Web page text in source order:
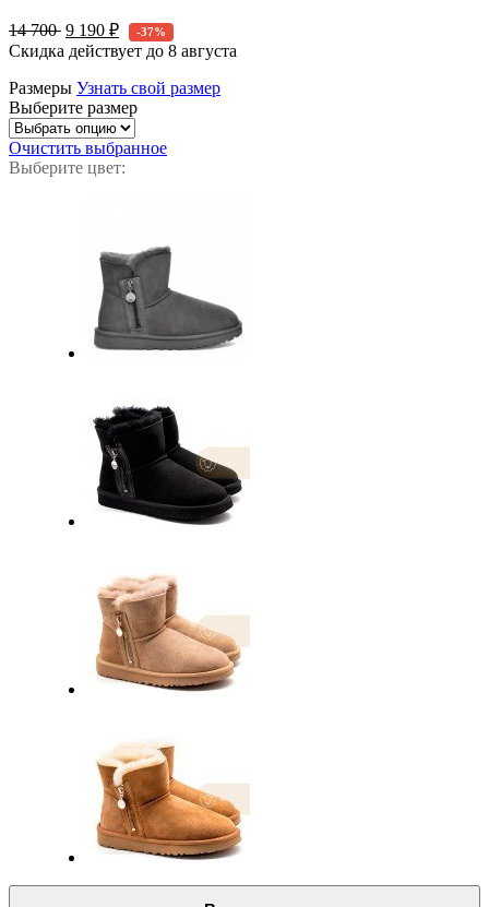
14 700 9 190 ₽ -37%
Скидка действует до 8 августа
Размеры Узнать свой размер
Выберите размер
Очистить выбранное
Выберите цвет: